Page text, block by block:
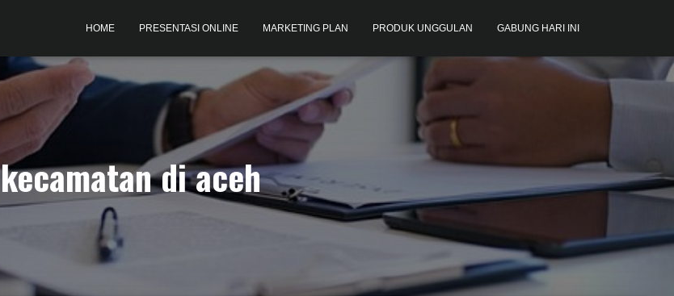
HOME PRESENTASI ONLINE MARKETING PLAN PRODUK UNGGULAN GABUNG HARI INI
kecamatan di aceh